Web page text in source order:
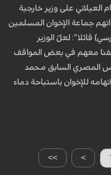
على وزير خارجية
جماعة الإخوان المسلمين
قائلا”: لعلّ الوزير
معهم في بعض المواقف
المصري السابق محمد
للإخوان باستباحة دماء
>> > 1